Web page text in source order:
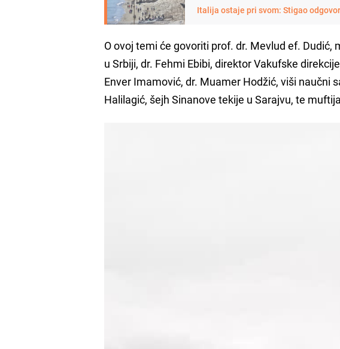
Italija ostaje pri svom: Stigao
O ovoj temi će govoriti prof. dr. Mevlud ef.
u Srbiji, dr. Fehmi Ebibi, direktor Vakufske
Enver Imamović, dr. Muamer Hodžić, viši naučni
Halilagić, šejh Sinanove tekije u Sarajvu, te